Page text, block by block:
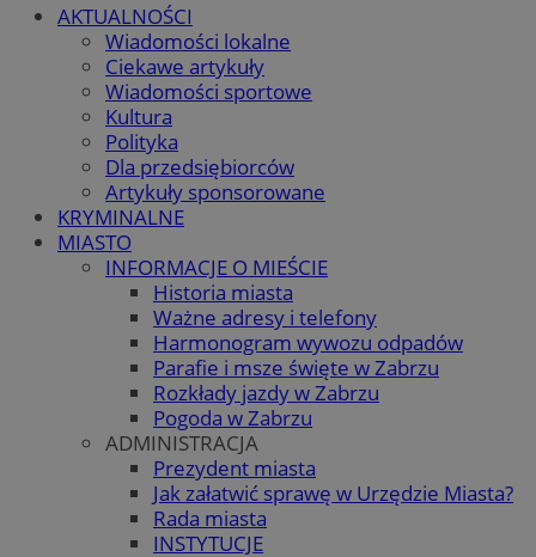
AKTUALNOŚCI
Wiadomości lokalne
Ciekawe artykuły
Wiadomości sportowe
Kultura
Polityka
Dla przedsiębiorców
Artykuły sponsorowane
KRYMINALNE
MIASTO
INFORMACJE O MIEŚCIE
Historia miasta
Ważne adresy i telefony
Harmonogram wywozu odpadów
Parafie i msze święte w Zabrzu
Rozkłady jazdy w Zabrzu
Pogoda w Zabrzu
ADMINISTRACJA
Prezydent miasta
Jak załatwić sprawę w Urzędzie Miasta?
Rada miasta
INSTYTUCJE